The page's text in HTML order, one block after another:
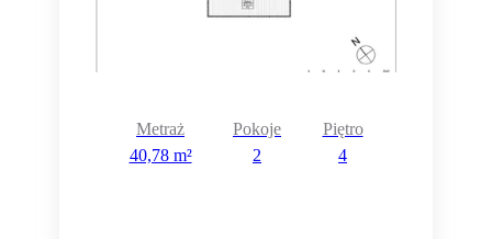
Metraż
40,78 m²
Pokoje
2
Piętro
4